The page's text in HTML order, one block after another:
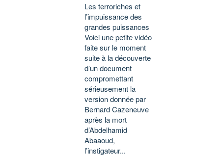
Les terroriches et
l’impuissance des
grandes puissances
Voici une petite vidéo
faite sur le moment
suite à la découverte
d’un document
compromettant
sérieusement la
version donnée par
Bernard Cazeneuve
après la mort
d’Abdelhamid
Abaaoud,
l’instigateur...